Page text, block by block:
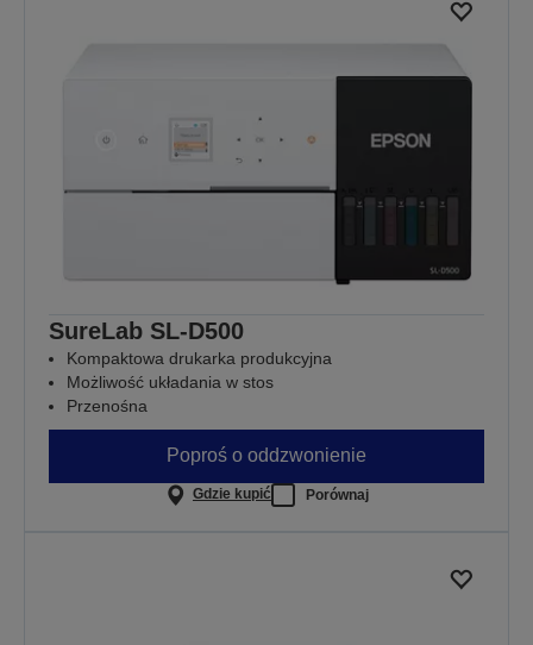
SureLab SL-D500
Kompaktowa drukarka produkcyjna
Możliwość układania w stos
Przenośna
Poproś o oddzwonienie
Gdzie kupić Porównaj